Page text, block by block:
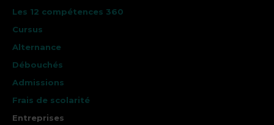
Les 12 compétences 360
Cursus
Alternance
Débouchés
Admissions
Frais de scolarité
Entreprises